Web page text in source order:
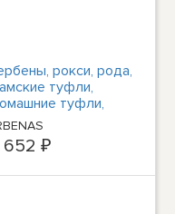
рокси, рода,
туфли,
туфли,
Грюн-
652 ₽